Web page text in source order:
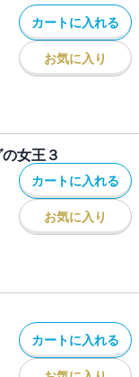
カートに入れる
お気に入り
女王３
カートに入れる
お気に入り
カートに入れる